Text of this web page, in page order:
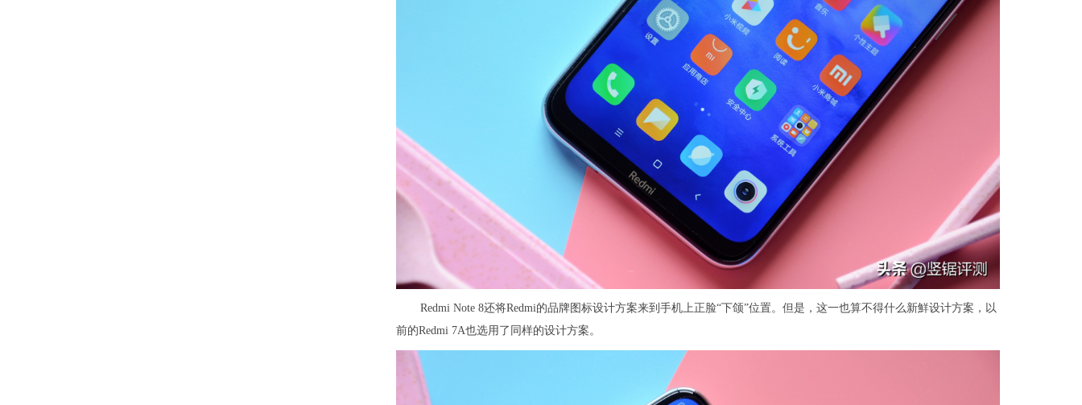
Redmi Note 8还将Redmi的品牌图标设计方案来到手机上正脸“下颌”位置。但是，这一也算不得什么新鮮设计方案，以
前的Redmi 7A也选用了同样的设计方案。